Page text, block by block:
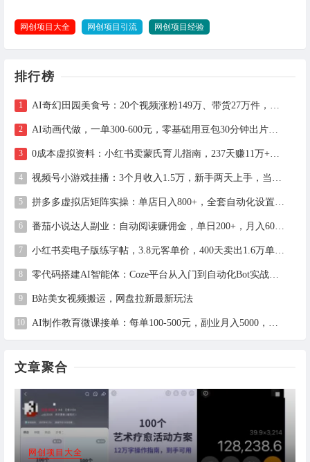
网创项目大全 网创项目引流 网创项目经验
排行榜
B站美女视频搬运，网盘拉新最新玩法
文章聚合
网创项目大全